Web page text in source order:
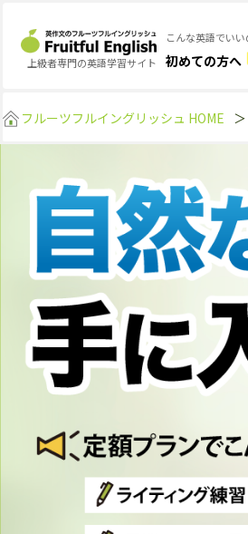
上級者専門の英語学習サイト
こんな英語でい
初めての方へ
フルーツフルイングリッシュ HOME ＞